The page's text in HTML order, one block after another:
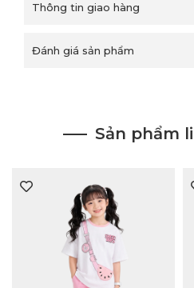
Thông tin giao hàng
Đánh giá sản phẩm
Sản phẩm